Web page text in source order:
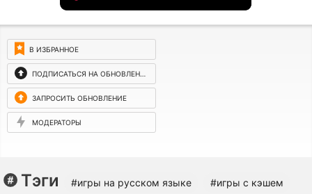
В ИЗБРАННОЕ
ПОДПИСАТЬСЯ НА ОБНОВЛЕНИЯ
ЗАПРОСИТЬ ОБНОВЛЕНИЕ
МОДЕРАТОРЫ
Тэги #игры на русском языке #игры с кэшем